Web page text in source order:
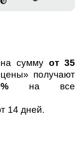
сумму от 35
получают
на все
14 дней.